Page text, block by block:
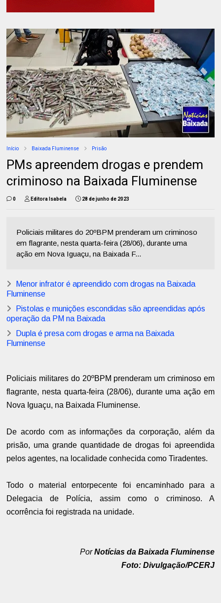
Início Baixada Fluminense Prisão
PMs apreendem drogas e prendem
criminoso na Baixada Fluminense
0 Editora Isabela 28 de junho de 2023
Policiais militares do 20ºBPM prenderam um criminoso
em flagrante, nesta quarta-feira (28/06), durante uma
ação em Nova Iguaçu, na Baixada F...
Menor infrator é apreendido com drogas na Baixada
Fluminense
Pistolas e munições escondidas são apreendidas após
operação da PM na Baixada
Dupla é presa com drogas e arma na Baixada
Fluminense
Policiais militares do 20ºBPM prenderam um criminoso em
flagrante, nesta quarta-feira (28/06), durante uma ação em
Nova Iguaçu, na Baixada Fluminense.
De acordo com as informações da corporação, além da
prisão, uma grande quantidade de drogas foi apreendida
pelos agentes, na localidade conhecida como Tiradentes.
Todo o material entorpecente foi encaminhado para a
Delegacia de Polícia, assim como o criminoso. A
ocorrência foi registrada na unidade.
PorNotícias da Baixada Fluminense
Foto: Divulgação/PCERJ